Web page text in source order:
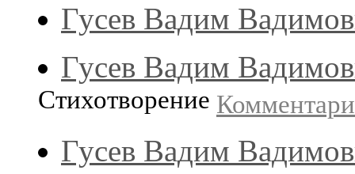
Гусев Вадим
Гусев Вадим
Стихотворение
Гусев Вадим